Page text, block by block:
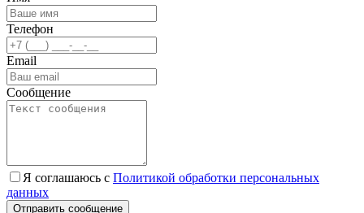
Телефон
Email
Сообщение
Я соглашаюсь с Политикой обработки персональных
данных